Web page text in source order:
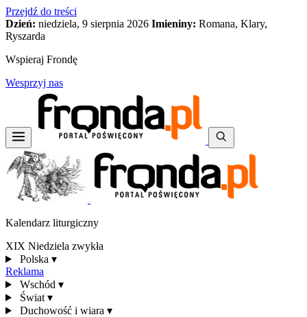
Przejdź do treści
Dzień: niedziela, 9 sierpnia 2026 Imieniny: Romana, Klary,
Ryszarda
Wspieraj Frondę
Wesprzyj nas
Kalendarz liturgiczny
XIX Niedziela zwykła
Polska ▾
Reklama
Wschód ▾
Świat ▾
Duchowość i wiara ▾